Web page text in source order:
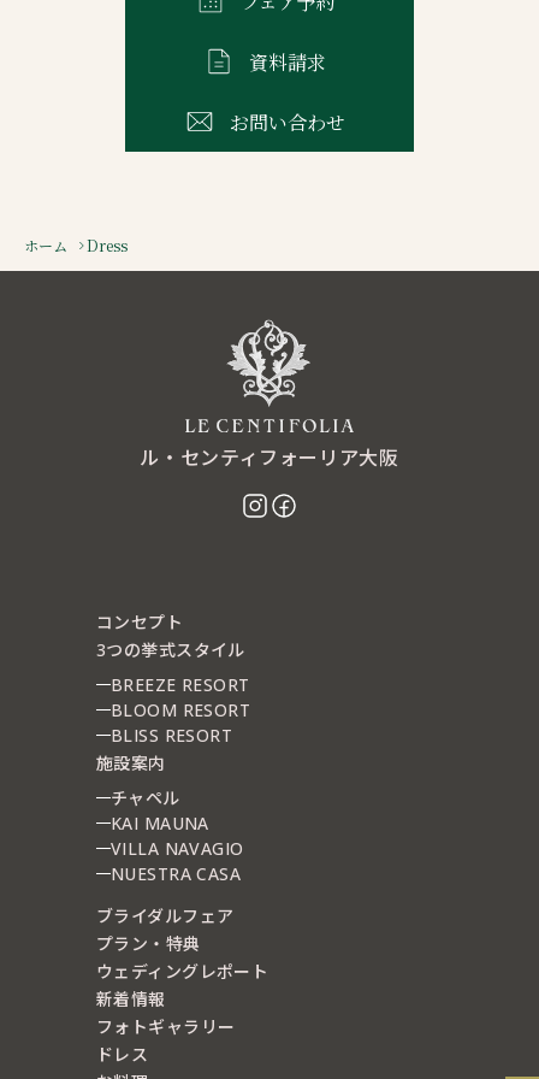
資料請求
お問い合わせ
ホーム Dress
ル・センティフォーリア大阪
コンセプト
3つの挙式スタイル
BREEZE RESORT
BLOOM RESORT
BLISS RESORT
施設案内
チャペル
KAI MAUNA
VILLA NAVAGIO
NUESTRA CASA
ブライダルフェア
プラン・特典
ウェディングレポート
新着情報
フォトギャラリー
ドレス